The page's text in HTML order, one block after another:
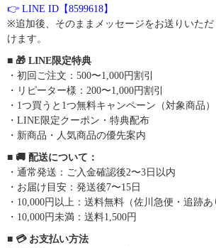
👉 LINE ID【8599618】
※追加後、そのままメッセージをお送りいた
けます。
■ 🎁 LINE限定特典
・初回ご注文：500〜1,000円割引
・リピーター様：200〜1,000円割引
・1つ買うと1つ無料キャンペーン（対象商品）
・LINE限定クーポン・特典配布
・新商品・人気商品の優先案内
■ 🚚 配送について：
・通常発送：ご入金確認後2〜3日以内
・お届け目安：発送後7〜15日
・10,000円以上：送料無料（佐川急便・追跡あ
・10,000円未満：送料1,500円
■ 💳 お支払い方法